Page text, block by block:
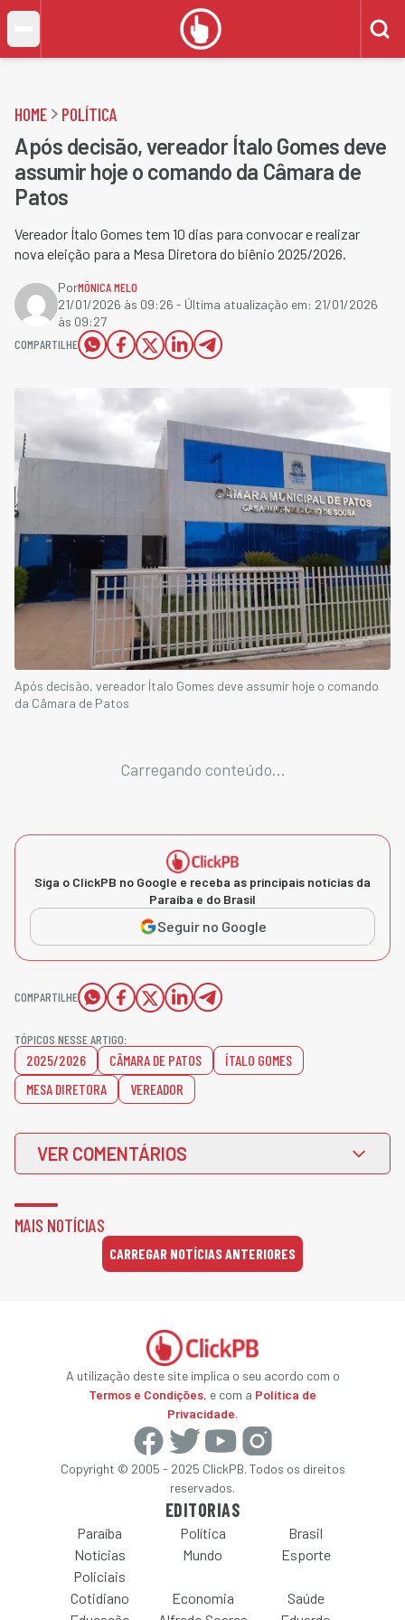
HOME POLÍTICA
Após decisão, vereador Ítalo Gomes deve
assumir hoje o comando da Câmara de
Patos
Vereador Ítalo Gomes tem 10 dias para convocar e realizar
nova eleição para a Mesa Diretora do biênio 2025/2026.
PorMÔNICA MELO
21/01/2026 às 09:26 - Última atualização em: 21/01/2026
às 09:27
COMPARTILHE
Após decisão, vereador Ítalo Gomes deve assumir hoje o comando
da Câmara de Patos
Carregando conteúdo...
Siga o ClickPB no Google e receba as principais notícias da
Paraíba e do Brasil
Seguir no Google
COMPARTILHE
TÓPICOS NESSE ARTIGO:
2025/2026 CÂMARA DE PATOS
ÍTALO GOMES
MESA DIRETORA
VEREADOR
VER COMENTÁRIOS
MAIS NOTÍCIAS
CARREGAR NOTÍCIAS ANTERIORES
A utilização deste site implica o seu acordo com o
Termos e Condições, e com a Política de
Privacidade.
Copyright © 2005 - 2025 ClickPB. Todos os direitos
reservados.
EDITORIAS
Paraíba Política
Brasil
Notícias
Policiais
Mundo Esporte
Cotidiano Economia
Saúde